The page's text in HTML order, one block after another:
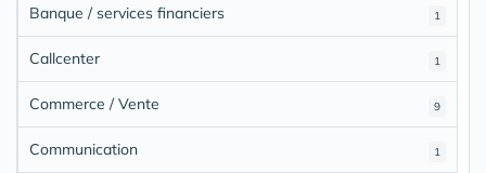
1
Banque / services financiers
1
Callcenter
9
Commerce / Vente
1
Communication